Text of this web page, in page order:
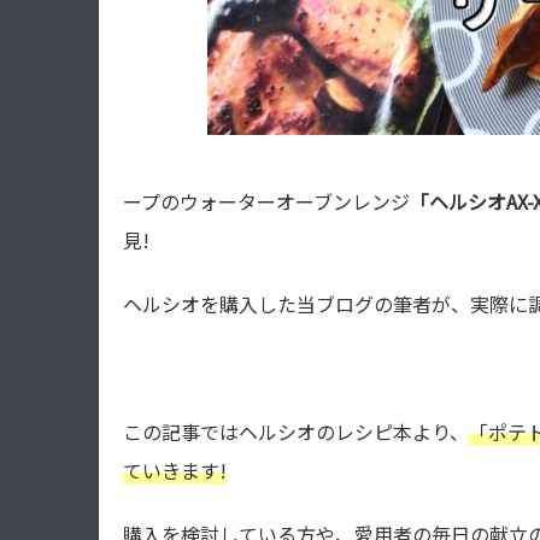
ープのウォーターオーブンレンジ 「ヘルシオ
見!
ヘルシオを購入した当ブログの筆者が、実際
この記事ではヘルシオのレシピ本より、 「ポテ
ていきます!
購入を検討している方や、愛用者の毎日の献立